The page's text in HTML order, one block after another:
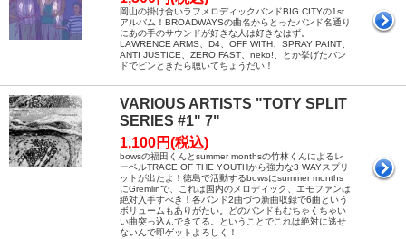
岡山の掛け合いラフメロディックバンドBIG CITYの1st
アルバム！BROADWAYSの曲名からとったバンド名通り
にあの手のサウンドが好きな人は好きなはず。
LAWRENCE ARMS、D4、OFF WITH、SPRAY PAINT、
ANTI JUSTICE、ZERO FAST、neko!、とか挙げたバン
ドでピンときたら聴いてちょうだい！
VARIOUS ARTISTS "TOTY SPLIT
SERIES #1" 7"
1,100円(税込)
bowsの福田くんとsummer monthsの竹林くんによるレ
ーベルTRACE OF THE YOUTHから強力な3 WAYスプリ
ットが出たよ！徳島で活動するbowsにsummer months
にGremlinで、これは国内のメロディック、エモファンは
絶対入手すべき！各バンド2曲づつ新曲収録で6曲という
ボリュームもありがたい。どのバンドもむちゃくちゃい
い曲突っ込んできてる。ということでこれは絶対に逃せ
ないんで即ゲットよろしく！